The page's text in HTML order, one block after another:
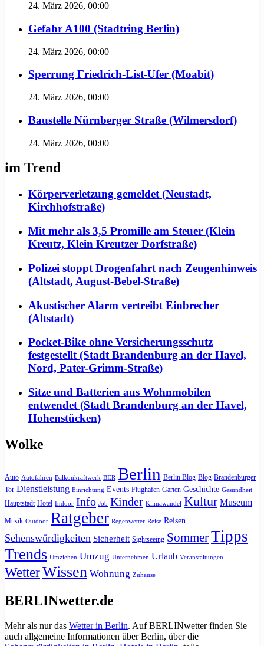
24. März 2026, 00:00
Gefahr A100 (Stadtring Berlin)
24. März 2026, 00:00
Sperrung Friedrich-List-Ufer (Moabit)
24. März 2026, 00:00
Baustelle Nürnberger Straße (Wilmersdorf)
24. März 2026, 00:00
im Trend
Körperverletzung gemeldet (Neustadt,
Kirchhofstraße)
Mit mehr als 3,5 Promille am Steuer (Klein
Kreutz, Klein Kreutzer Dorfstraße)
Polizei stoppt Drogenfahrt nach Zeugenhinweis
(Altstadt, August-Bebel-Straße)
Akustischer Alarm vertreibt Einbrecher
(Altstadt)
Pocket-Bike ohne Versicherungsschutz
festgestellt (Stadt Brandenburg an der Havel,
Nord, Pater-Grimm-Straße)
Sitze und Batterien aus Wohnmobilen
entwendet (Stadt Brandenburg an der Havel,
Hohenstücken)
Wolke
Auto Autofahren Balkonkraftwerk BER Berlin Berlin Blog Blog Brandenburger
Tor Dienstleistung Einrichtung Events Flughafen Garten Geschichte Gesundheit
Hauptstadt Hotel Indoor Info Job Kinder Klimawandel Kultur Museum
Musik Outdoor Ratgeber Regenwetter Reise Reisen
Sehenswürdigkeiten Sicherheit Sightseeing SommerTipps
Trends Umziehen Umzug Unternehmen Urlaub Veranstaltungen
WetterWissen Wohnung Zuhause
BERLINwetter.de
Mehr als nur das Wetter in Berlin. Auf BERLINwetter finden Sie
auch allgemeine Informationen über Berlin, über die